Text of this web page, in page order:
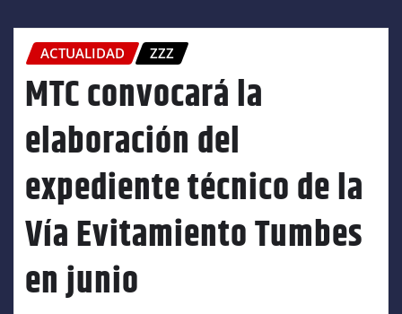
ACTUALIDAD ZZZ
MTC convocará la
elaboración del
expediente técnico de la
Vía Evitamiento Tumbes
en junio